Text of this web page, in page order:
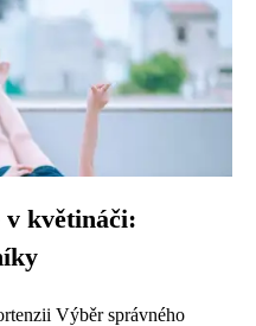
v květináči:
Výběr správného